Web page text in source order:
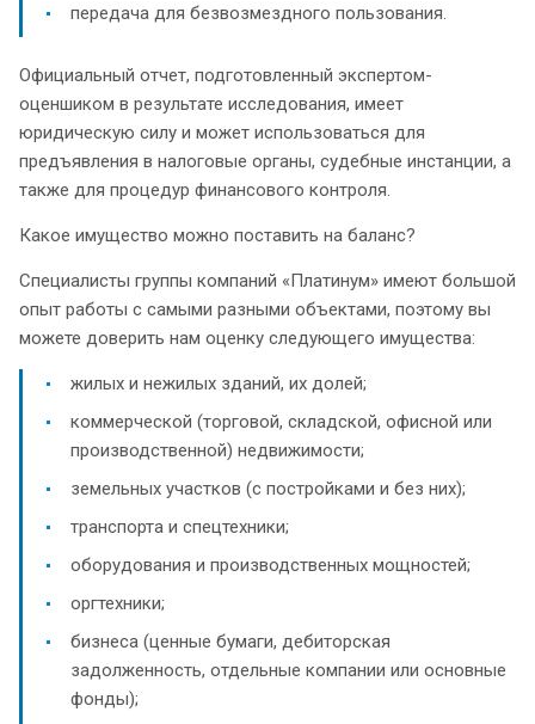
передача для безвозмездного пользования.
Официальный отчет, подготовленный экспертом-
оценшиком в результате исследования, имеет
юридическую силу и может использоваться для
предъявления в налоговые органы, судебные инстанции, а
также для процедур финансового контроля.
Какое имущество можно поставить на баланс?
Специалисты группы компаний «Платинум» имеют большой
опыт работы с самыми разными объектами, поэтому вы
можете доверить нам оценку следующего имущества:
жилых и нежилых зданий, их долей;
коммерческой (торговой, складской, офисной или
производственной) недвижимости;
земельных участков (с постройками и без них);
транспорта и спецтехники;
оборудования и производственных мощностей;
оргтехники;
бизнеса (ценные бумаги, дебиторская
задолженность, отдельные компании или основные
фонды);